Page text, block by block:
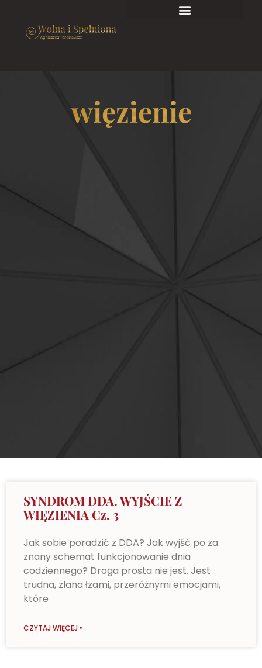
więzienie
SYNDROM DDA. WYJŚCIE Z
WIĘZIENIA Cz. 3
Jak sobie poradzić z DDA? Jak wyjść po za
znany schemat funkcjonowanie dnia
codziennego? Droga prosta nie jest. Jest
trudna, zlana łzami, przeróżnymi emocjami,
które
CZYTAJ WIĘCEJ »